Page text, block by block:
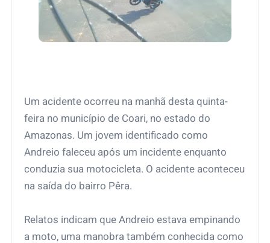
Um acidente ocorreu na manhã desta quinta-
feira no município de Coari, no estado do
Amazonas. Um jovem identificado como
Andreio faleceu após um incidente enquanto
conduzia sua motocicleta. O acidente aconteceu
na saída do bairro Pêra.
Relatos indicam que Andreio estava empinando
a moto, uma manobra também conhecida como